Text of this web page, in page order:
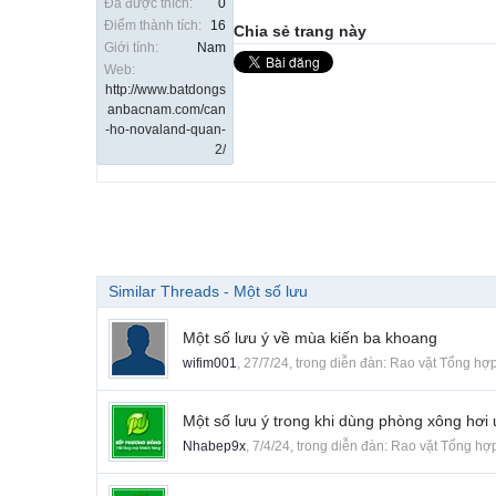
Đã được thích:
0
Điểm thành tích:
16
Giới tính:
Nam
Web:
http://www.batdongs
anbacnam.com/can
-ho-novaland-quan-
2/
Chia sẻ trang này
Similar Threads - Một số lưu
Một số lưu ý về mùa kiến ba khoang
wifim001, 27/7/24, trong diễn đàn: Rao vặt Tổng hợp
Một số lưu ý trong khi dùng phòng xông hơi
Nhabep9x, 7/4/24, trong diễn đàn: Rao vặt Tổng